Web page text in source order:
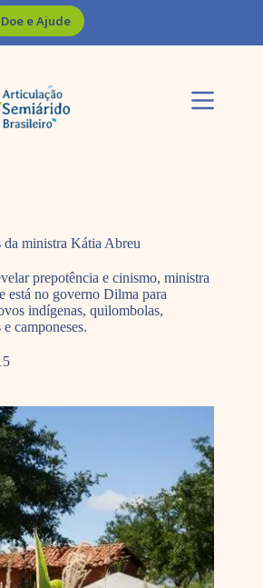
Doe e Ajude
da ministra Kátia Abreu
prepotência e cinismo, ministra
está no governo Dilma para
indígenas, quilombolas,
camponeses.